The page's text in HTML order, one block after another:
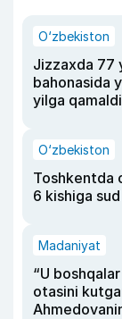
O‘zbekiston
Jizzaxda 77
bahonasida
yilga qamaldi
O‘zbekiston
Toshkentda
6 kishiga
Madaniyat
“U
otasini